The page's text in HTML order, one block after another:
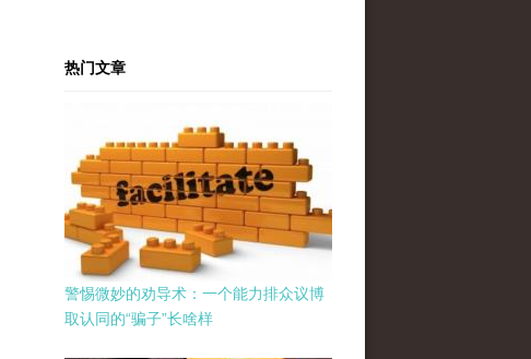
热门文章
警惕微妙的劝导术：一个能力排众议博
取认同的“骗子”长啥样